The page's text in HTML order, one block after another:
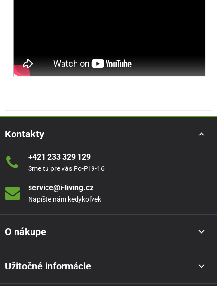
Kontakty
+421 233 329 129
Sme tu pre vás Po-Pi 9-16
service@i-living.cz
Napíšte nám kedykoľvek
O nákupe
Užitočné informácie